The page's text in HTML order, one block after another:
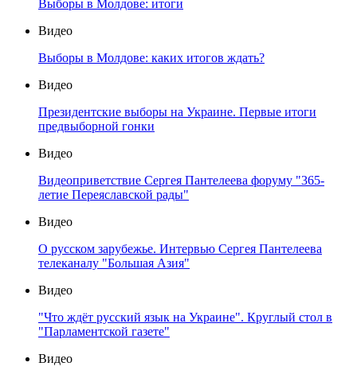
Выборы в Молдове: итоги
Видео
Выборы в Молдове: каких итогов ждать?
Видео
Президентские выборы на Украине. Первые итоги
предвыборной гонки
Видео
Видеоприветствие Сергея Пантелеева форуму "365-
летие Переяславской рады"
Видео
О русском зарубежье. Интервью Сергея Пантелеева
телеканалу "Большая Азия"
Видео
"Что ждёт русский язык на Украине". Круглый стол в
"Парламентской газете"
Видео